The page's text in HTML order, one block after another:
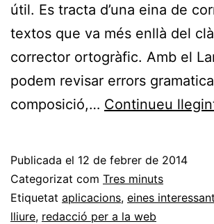
útil. Es tracta d’una eina de
textos que va més enllà del
corrector ortogràfic. Amb el
podem revisar errors
composició,… Continueu
Publicada el 12 de febrer de 2014
Categorizat com Tres minuts
Etiquetat aplicacions, eines
lliure, redacció per a la web